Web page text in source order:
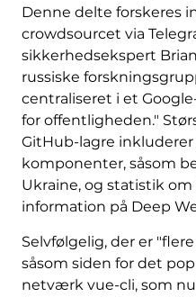
Denne delte forskeres
crowdsourcet via
sikkerhedsekspert
russiske
centraliseret i et
for offentligheden."
GitHub-lagre
komponenter, såsom
Ukraine, og statistik
information på Deep
Selvfølgelig, der er
såsom siden for det
netværk vue-cli, som